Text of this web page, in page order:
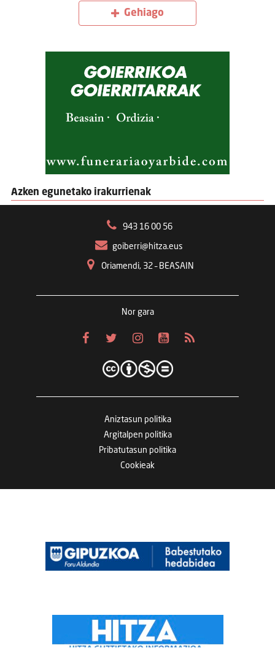
Gehiago
Azken egunetako irakurrienak
943 16 00 56
goiberri@hitza.eus
Oriamendi, 32 – BEASAIN
Nor gara
Aniztasun politika
Argitalpen politika
Pribatutasun politika
Cookieak